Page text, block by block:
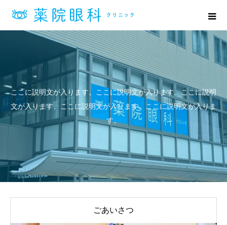
ここに説明文が入ります。ここに説明文が入ります。ここに説明
文が入ります。ここに説明文が入ります。ここに説明文が入りま
す。
ごあいさつ